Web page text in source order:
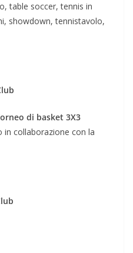
table soccer, tennis in
showdown, tennistavolo,
di basket 3X3
in collaborazione con la